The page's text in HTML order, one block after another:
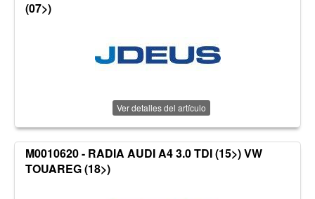
(07>)
Ver detalles del artículo
M0010620 - RADIA AUDI A4 3.0 TDI (15>) VW
TOUAREG (18>)